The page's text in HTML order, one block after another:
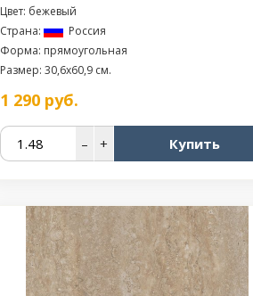
Цвет: бежевый
Страна:
Россия
Форма: прямоугольная
Размер: 30,6x60,9 см.
1 290руб.
– + Купить